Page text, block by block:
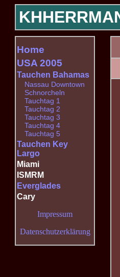
Home
USA 2005
Tauchen Bahamas
Nassau Downtown
Schnorcheln
Tauchtag 1
Tauchtag 2
Tauchtag 3
Tauchtag 4
Tauchtag 5
Tauchen Key
Largo
Miami
ISMRM
Everglades
Cary
Impressum
Datenschutzerklärung